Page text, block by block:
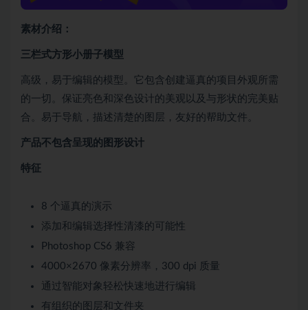
素材介绍：
三栏式方形小册子模型
高级，易于编辑的模型。它包含创建逼真的项目外观所需
的一切。保证亮色和深色设计的美观以及与形状的完美贴
合。易于导航，描述清楚的图层，友好的帮助文件。
产品不包含呈现的图形设计
特征
8 个逼真的演示
添加和编辑选择性清漆的可能性
Photoshop CS6 兼容
4000×2670 像素分辨率，300 dpi 质量
通过智能对象轻松快速地进行编辑
有组织的图层和文件夹